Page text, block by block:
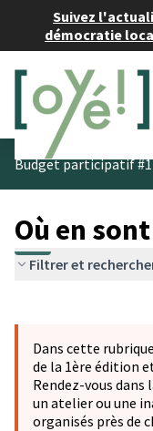
Suivez
démocratie
Budget participatif #1
Où en
Filtrer et
−
Dans cette
de la 1ère édition
Rendez-vous dans
un atelier ou une
organisés près de